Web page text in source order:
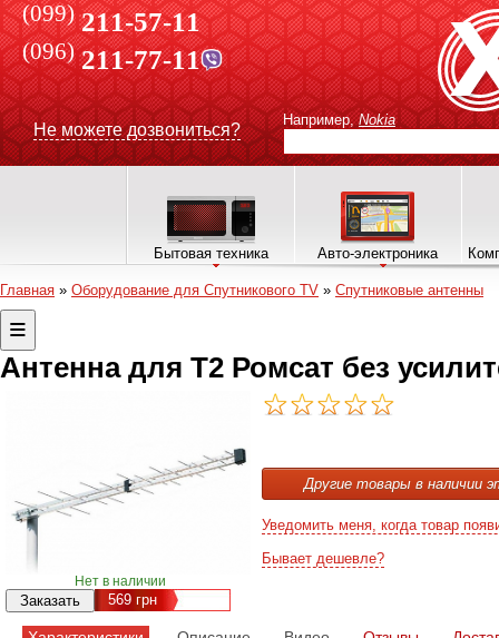
(099) 211-57-11
(096)211-77-11
Не можете дозвониться?
Например, Nokia
Бытовая техника Авто-электроника
Главная » Оборудование для Спутникового TV » Спутниковые антенны
Антенна для T2 Ромсат без
Нет в наличии
569грн
Другие товары в наличии
Уведомить меня, когда товар
Бывает дешевле?